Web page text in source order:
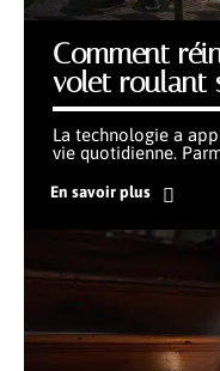
Comment
volet roulant
La technologie a
vie quotidienne.
En savoir plus